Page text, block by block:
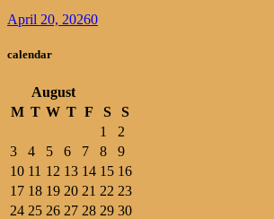
April 20, 20260
calendar
August
M T W T F S
S
1
2
3
4 5 6 7 8
9
10 11 12 13 14 15 16
17 18 19 20 21 22 23
24 25 26 27 28 29 30